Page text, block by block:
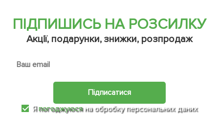
ПІДПИШИСЬ НА РОЗСИЛКУ
Акції, подарунки, знижки, розпродаж
Підписатися
Япогоджуюся на обробку персональних даних